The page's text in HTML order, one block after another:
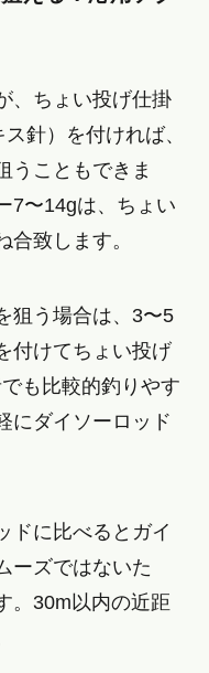
、ちょい投げ仕掛
針）を付ければ、
うこともできま
7〜14gは、ちょい
致します。
狙う場合は、3〜5
付けてちょい投げ
も比較的釣りやす
にダイソーロッド
ドに比べるとガイ
ーズではないた
。30m以内の近距